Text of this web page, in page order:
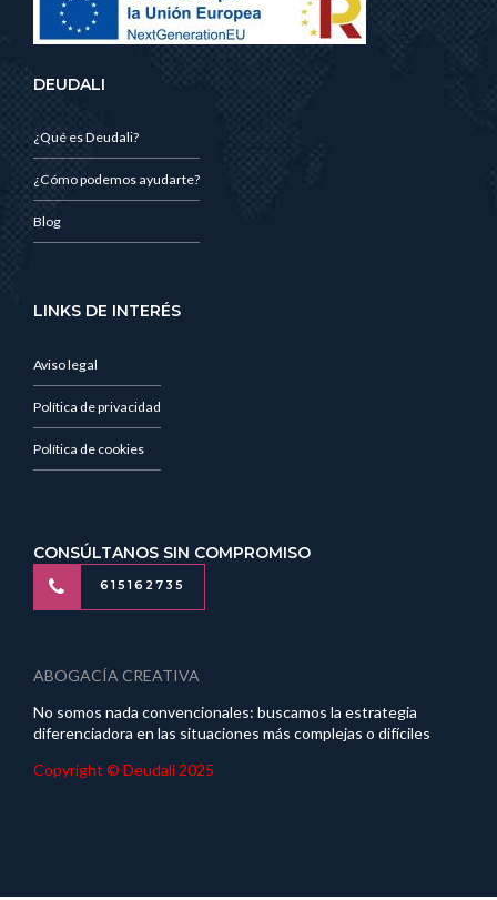
DEUDALI
¿Qué es Deudali?
¿Cómo podemos ayudarte?
Blog
LINKS DE INTERÉS
Aviso legal
Política de privacidad
Política de cookies
CONSÚLTANOS SIN COMPROMISO
615162735
ABOGACÍA CREATIVA
No somos nada convencionales: buscamos la estrategia
diferenciadora en las situaciones más complejas o difíciles
Copyright © Deudali 2025